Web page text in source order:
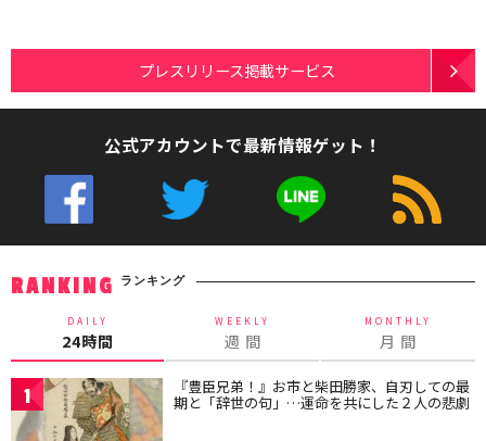
プレスリリース掲載サービス
公式アカウントで最新情報ゲット！
RANKING ランキング
DAILY
24時間
WEEKLY
週 間
MONTHLY
月 間
1 『豊臣兄弟！』お市と柴田勝家、自刃しての最
期と「辞世の句」…運命を共にした２人の悲劇